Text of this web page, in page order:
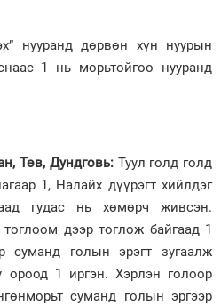
нууранд дөрвөн хүн нуурын
1 нь морьтойгоо нууранд
Төв, Дундговь:Туул голд голд
1, Налайх дүүрэгт хийлдэг
гудас нь хөмөрч живсэн.
дээр тоглож байгаад 1
суманд голын эрэгт зугаалж
ороод 1 иргэн. Хэрлэн голоор
суманд голын эргээр